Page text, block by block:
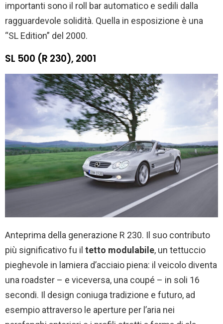
importanti sono il roll bar automatico e sedili dalla
ragguardevole solidità. Quella in esposizione è una
“SL Edition” del 2000.
SL 500 (R 230), 2001
Anteprima della generazione R 230. Il suo contributo
più significativo fu il tetto modulabile, un tettuccio
pieghevole in lamiera d’acciaio piena: il veicolo diventa
una roadster – e viceversa, una coupé – in soli 16
secondi. Il design coniuga tradizione e futuro, ad
esempio attraverso le aperture per l’aria nei